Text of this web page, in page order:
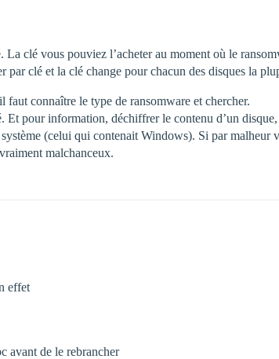
clé vous pouviez l’acheter au moment où le
clé et la clé change pour chacun des disques la
faut connaître le type de ransomware et chercher.
pour information, déchiffrer le contenu d’un disque,
(celui qui contenait Windows). Si par malheur
malchanceux.
effet
avant de le rebrancher